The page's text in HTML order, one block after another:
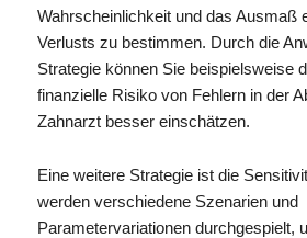
Wahrscheinlichkeit und das Ausmaß
Verlusts zu bestimmen. Durch die
Strategie können Sie beispielsweise
finanzielle Risiko von Fehlern in der
Zahnarzt besser einschätzen.
Eine weitere Strategie ist die
werden verschiedene Szenarien und
Parametervariationen durchgespielt,